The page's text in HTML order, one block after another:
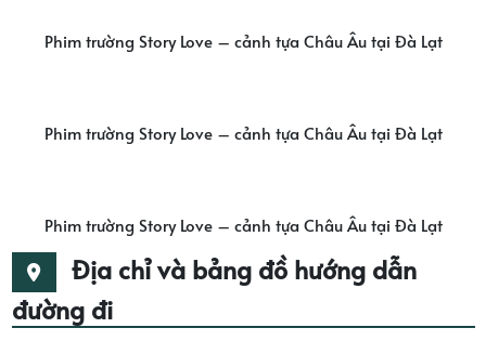
Phim trường Story Love – cảnh tựa Châu Âu tại Đà Lạt
Phim trường Story Love – cảnh tựa Châu Âu tại Đà Lạt
Phim trường Story Love – cảnh tựa Châu Âu tại Đà Lạt
Địa chỉ và bảng đồ hướng dẫn
đường đi